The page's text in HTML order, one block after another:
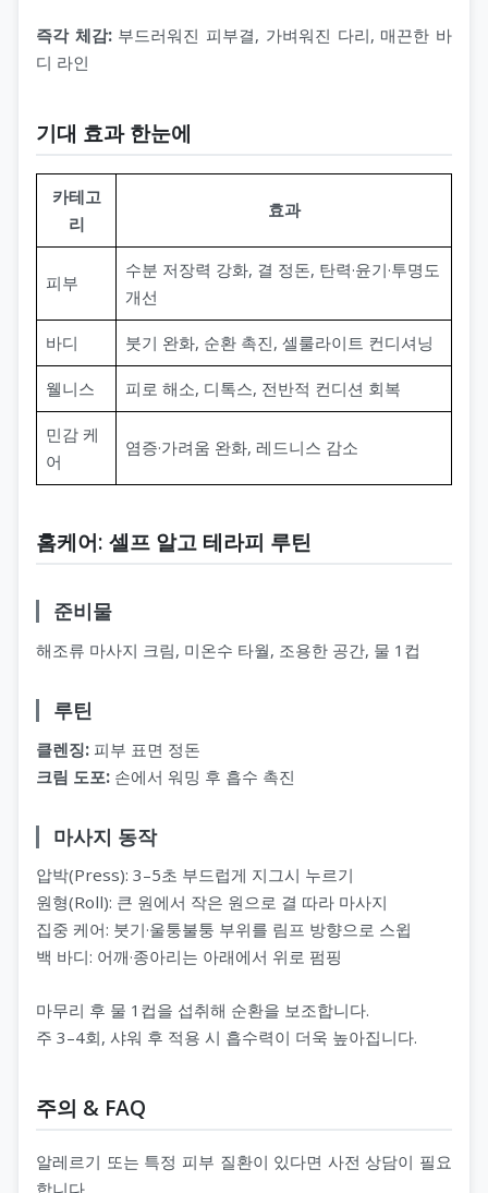
즉각 체감:부드러워진 피부결, 가벼워진 다리, 매끈한 바
디 라인
기대 효과 한눈에
카테고
리
효과
피부
수분 저장력 강화, 결 정돈, 탄력·윤기·투명도
개선
바디 붓기 완화, 순환 촉진, 셀룰라이트 컨디셔닝
웰니스 피로 해소, 디톡스, 전반적 컨디션 회복
민감 케
어
염증·가려움 완화, 레드니스 감소
홈케어: 셀프 알고 테라피 루틴
준비물
해조류 마사지 크림, 미온수 타월, 조용한 공간, 물 1컵
루틴
클렌징: 피부 표면 정돈
크림 도포: 손에서 워밍 후 흡수 촉진
마사지 동작
압박(Press): 3–5초 부드럽게 지그시 누르기
원형(Roll): 큰 원에서 작은 원으로 결 따라 마사지
집중 케어: 붓기·울퉁불퉁 부위를 림프 방향으로 스윕
백 바디: 어깨·종아리는 아래에서 위로 펌핑
마무리 후 물 1컵을 섭취해 순환을 보조합니다.
주 3–4회, 샤워 후 적용 시 흡수력이 더욱 높아집니다.
주의 & FAQ
알레르기 또는 특정 피부 질환이 있다면 사전 상담이 필요